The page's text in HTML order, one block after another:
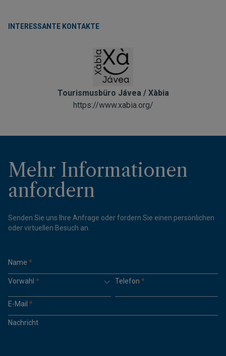
INTERESSANTE KONTAKTE
Tourismusbüro Jávea / Xàbia
https://www.xabia.org/
Mehr Informationen
anfordern
Senden Sie uns Ihre Anfrage oder fordern Sie einen persönlichen
oder virtuellen Besuch an.
Name *
Vorwahl * Telefon *
E-Mail *
Nachricht